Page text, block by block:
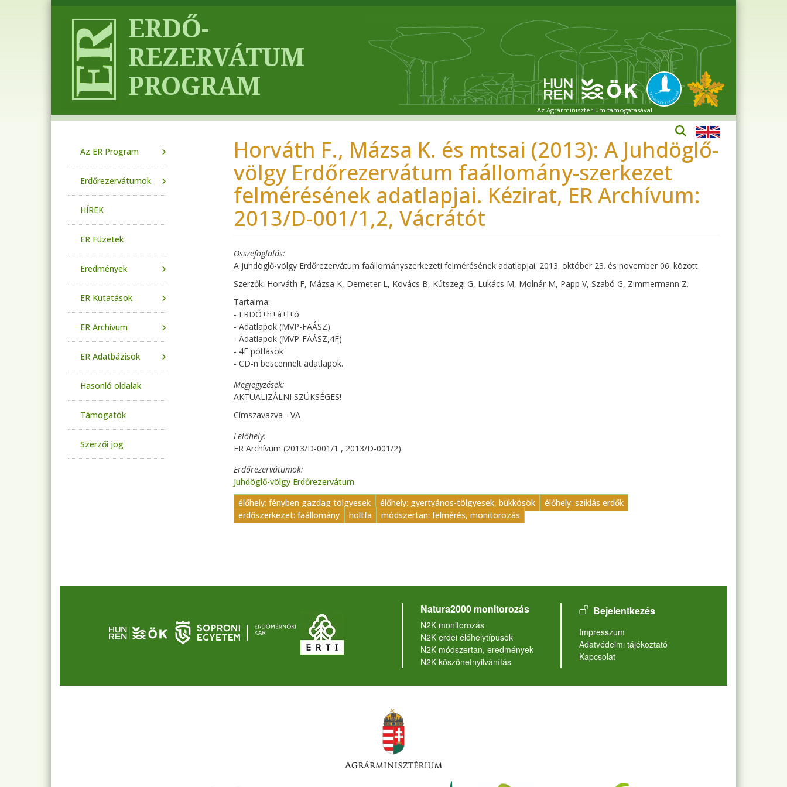
Az Agrárminisztérium támogatásával
Horváth F., Mázsa K. és mtsai (2013): A Juhdöglő-
völgy Erdőrezervátum faállomány-szerkezet
felmérésének adatlapjai. Kézirat, ER Archívum:
2013/D-001/1,2, Vácrátót
Összefoglalás
A Juhdöglő-völgy Erdőrezervátum faállományszerkezeti felmérésének adatlapjai. 2013. október 23. és november 06. között.
Szerzők: Horváth F, Mázsa K, Demeter L, Kovács B, Kútszegi G, Lukács M, Molnár M, Papp V, Szabó G, Zimmermann Z.
Tartalma:
- ERDŐ+h+á+l+ó
- Adatlapok (MVP-FAÁSZ)
- Adatlapok (MVP-FAÁSZ,4F)
- 4F pótlások
- CD-n bescennelt adatlapok.
Megjegyzések
AKTUALIZÁLNI SZÜKSÉGES!
Címszavazva - VA
Lelőhely
ER Archívum (2013/D-001/1 , 2013/D-001/2)
Erdőrezervátumok
Juhdöglő-völgy Erdőrezervátum
élőhely: fényben gazdag tölgyesek
élőhely: gyertyános-tölgyesek, bükkösök
élőhely: sziklás erdők
erdőszerkezet: faállomány
holtfa módszertan: felmérés, monitorozás
Az ER Program
Erdőrezervátumok
HÍREK
ER Füzetek
Eredmények
ER Kutatások
ER Archívum
ER Adatbázisok
Hasonló oldalak
Támogatók
Szerzői jog
Natura2000 monitorozás
N2K monitorozás
N2K erdei élőhelytípusok
N2K módszertan, eredmények
N2K köszönetnyilvánítás
User account menu
Bejelentkezés
Lábléc
Impresszum
Adatvédelmi tájékoztató
Kapcsolat